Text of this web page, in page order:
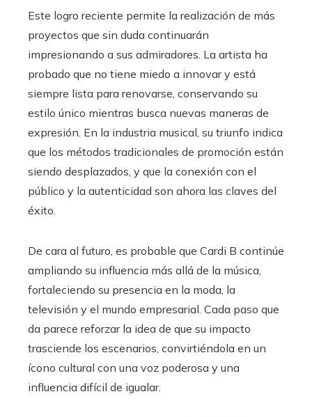
Este logro reciente permite la realización de más
proyectos que sin duda continuarán
impresionando a sus admiradores. La artista ha
probado que no tiene miedo a innovar y está
siempre lista para renovarse, conservando su
estilo único mientras busca nuevas maneras de
expresión. En la industria musical, su triunfo indica
que los métodos tradicionales de promoción están
siendo desplazados, y que la conexión con el
público y la autenticidad son ahora las claves del
éxito.
De cara al futuro, es probable que Cardi B continúe
ampliando su influencia más allá de la música,
fortaleciendo su presencia en la moda, la
televisión y el mundo empresarial. Cada paso que
da parece reforzar la idea de que su impacto
trasciende los escenarios, convirtiéndola en un
ícono cultural con una voz poderosa y una
influencia difícil de igualar.